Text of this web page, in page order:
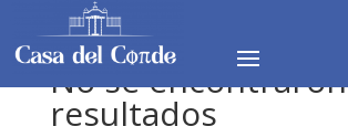
No se encontraron
resultados